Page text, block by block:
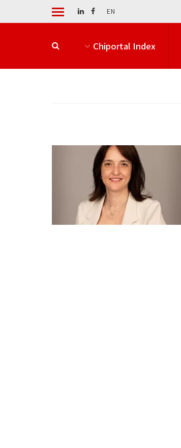
EN
Chiportal Index